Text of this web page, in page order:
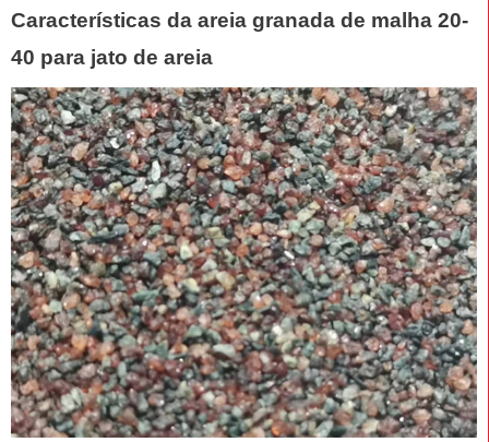
Características da areia granada de malha 20-
40 para jato de areia